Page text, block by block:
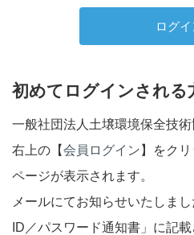
初めてログインされる
一般社団法人土壌環境保全技
右上の【会員ログイン 】をク
ページが表示されます。
メールにてお知らせいたしま
ID／パスワード通知書」に記